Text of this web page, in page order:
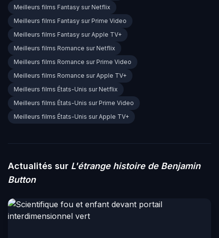
Meilleurs films Fantasy sur Netflix
Meilleurs films Fantasy sur Prime Video
Meilleurs films Fantasy sur Apple TV+
Meilleurs films Romance sur Netflix
Meilleurs films Romance sur Prime Video
Meilleurs films Romance sur Apple TV+
Meilleurs films États-Unis sur Netflix
Meilleurs films États-Unis sur Prime Video
Meilleurs films États-Unis sur Apple TV+
Actualités sur L'étrange histoire de Benjamin
Button